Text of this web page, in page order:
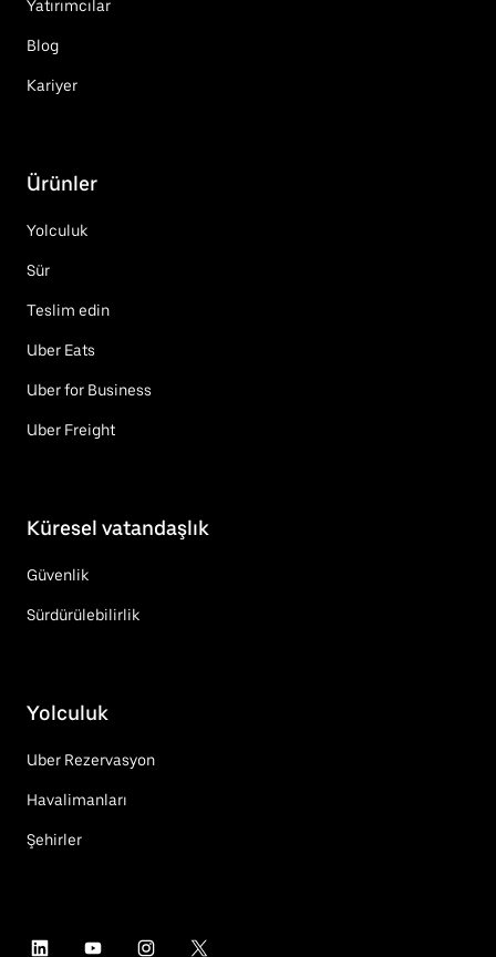
Yatırımcılar
Blog
Kariyer
Ürünler
Yolculuk
Sür
Teslim edin
Uber Eats
Uber for Business
Uber Freight
Küresel vatandaşlık
Güvenlik
Sürdürülebilirlik
Yolculuk
Uber Rezervasyon
Havalimanları
Şehirler